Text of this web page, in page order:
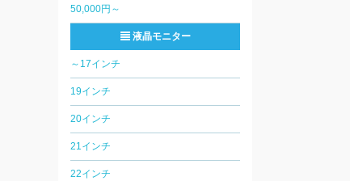
50,000円～
液晶モニター
～17インチ
19インチ
20インチ
21インチ
22インチ